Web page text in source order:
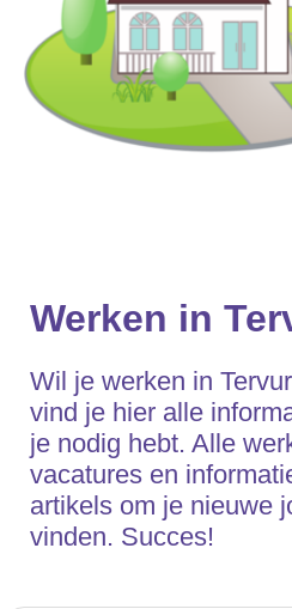
Werken in
Wil je werken in
vind je hier alle
je nodig hebt. Alle
vacatures en
artikels om je nieuwe
vinden. Succes!